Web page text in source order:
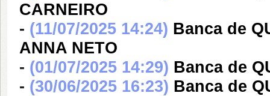
CARNEIRO
- (11/07/2025 14:24) Banca de
ANNA NETO
- (01/07/2025 14:29) Banca de
- (30/06/2025 16:23) Banca de